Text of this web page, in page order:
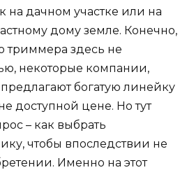
на дачном участке или на
дому земле. Конечно,
триммера здесь не
некоторые компании,
богатую линейку
доступной цене. Но тут
– как выбрать
чтобы впоследствии не
Именно на этот